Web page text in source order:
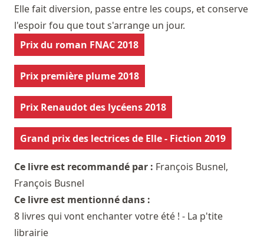
Elle fait diversion, passe entre les coups, et conserve
l'espoir fou que tout s'arrange un jour.
Prix du roman FNAC 2018
Prix première plume 2018
Prix Renaudot des lycéens 2018
Grand prix des lectrices de Elle - Fiction 2019
Ce livre est recommandé par : François Busnel,
François Busnel
Ce livre est mentionné dans :
8 livres qui vont enchanter votre été ! - La p'tite
librairie